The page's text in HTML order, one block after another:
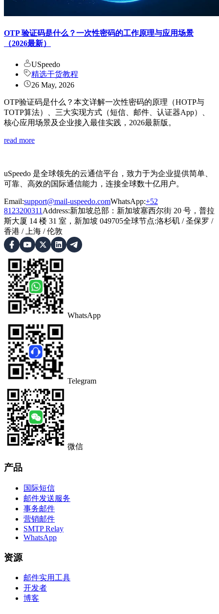
OTP 验证码是什么？一次性密码的工作原理与应用场景
（2026最新）
USpeedo
精选干货教程
26 May, 2026
OTP验证码是什么？本文详解一次性密码的原理（HOTP与
TOTP算法）、三大实现方式（短信、邮件、认证器App）、
核心应用场景及企业接入最佳实践，2026最新版。
read more
uSpeedo 是全球领先的云通信平台，致力于为企业提供简单、
可靠、高效的国际通信能力，连接全球数十亿用户。
Email:support@mail-uspeedo.comWhatsApp:+52
8123200311 Address:新加坡总部：新加坡塞西尔街 20 号，普拉
斯大厦 14 楼 31 室，新加坡 049705全球节点:洛杉矶 /圣保罗 /
香港 / 上海 /伦敦
WhatsApp
Telegram
微信
产品
国际短信
邮件发送服务
事务邮件
营销邮件
SMTP Relay
WhatsApp
资源
邮件实用工具
开发者
博客